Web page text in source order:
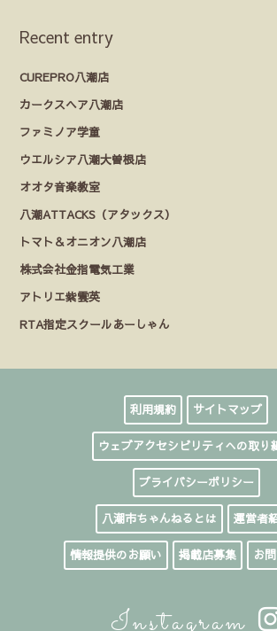
Recent entry
CUREPRO八潮店
カークスヘア八潮店
ファミノア学童
ウエルシア八潮大曽根店
オオタ音楽教室
八潮ATTACKS（アタックス）
トマト＆オニオン八潮店
株式会社金指電気工業
アトリエ紫雲英
RTA指定スクールあーしゃん
利用規約 サイトマップ
ウェブアクセシビリティへの取り
プライバシーポリシー
八潮市ちゃんねるとは 運営者
情報提供のお願い 掲載店募集 お